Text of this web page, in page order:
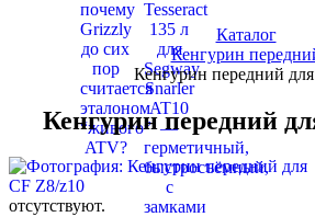
Каталог
Кенгурин
Кенгурин передний
Кенгурин передний
отсутствуют.